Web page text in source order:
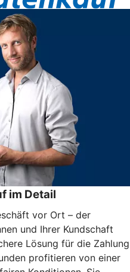
im Detail
vor Ort – der
und Ihrer Kundschaft
Lösung für die Zahlung
profitieren von einer